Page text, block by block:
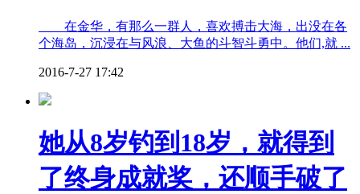
在金华，有那么一群人，喜欢搏击大海，出没在各
个海岛，沉浸在与风浪、大鱼的斗智斗勇中。他们,就 ...
2016-7-27 17:42
她从8岁钓到18岁，就得到
了终身成就奖，还顺手破了